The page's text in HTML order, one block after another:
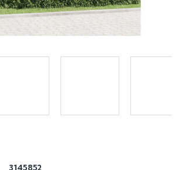
3145852